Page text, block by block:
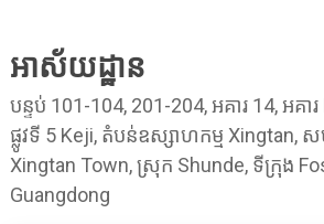
អាស័យដ្ឋាន
បន្ទប់ 101-104, 201-204, អគារ 14, អគា
ផ្លូវទី 5 Keji, តំបន់ឧស្សាហកម្ម Xingtan,
Xingtan Town, ស្រុក Shunde, ទីក្រុង
Guangdong